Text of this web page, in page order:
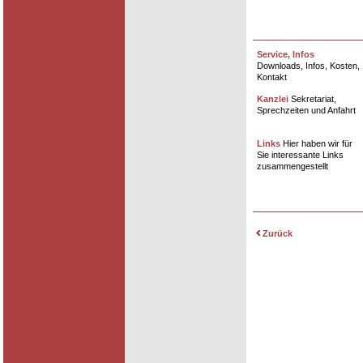
Service, Infos
Downloads, Infos, Kosten,
Kontakt
Kanzlei Sekretariat,
Sprechzeiten und Anfahrt
Links Hier haben wir für
Sie interessante Links
zusammengestellt
Zurück